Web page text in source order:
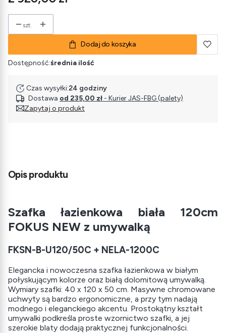
szt.
Dodaj do koszyka
Dostępność:średnia ilość
Czas wysyłki:24 godziny
Dostawa od 235,00 zł - Kurier JAS-FBG (palety)
Zapytaj o produkt
Opis produktu
Szafka łazienkowa biała 120cm
FOKUS NEW z umywalką
FKSN-B-U120/50C + NELA-1200C
Elegancka i nowoczesna szafka łazienkowa w białym
połyskującym kolorze oraz białą dolomitową umywalką.
Wymiary szafki: 40 x 120 x 50 cm. Masywne chromowane
uchwyty są bardzo ergonomiczne, a przy tym nadają
modnego i eleganckiego akcentu. Prostokątny kształt
umywalki podkreśla proste wzornictwo szafki, a jej
szerokie blaty dodają praktycznej funkcjonalności.